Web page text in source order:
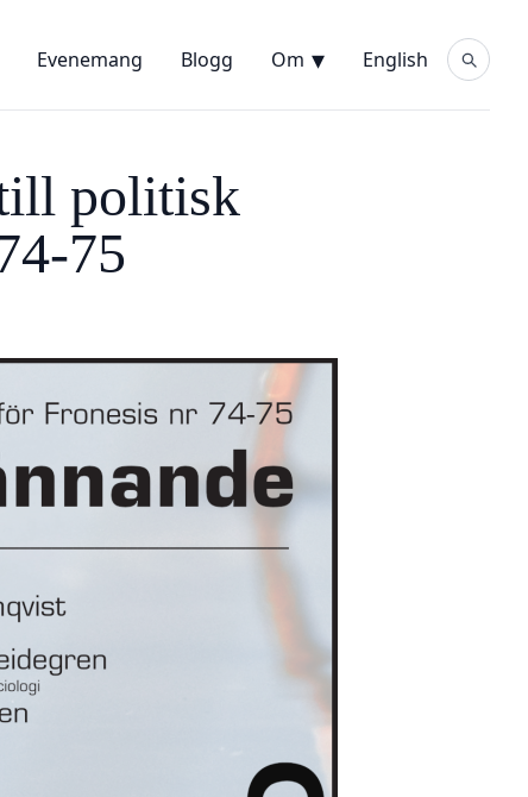
Evenemang Blogg Om English
politisk
75